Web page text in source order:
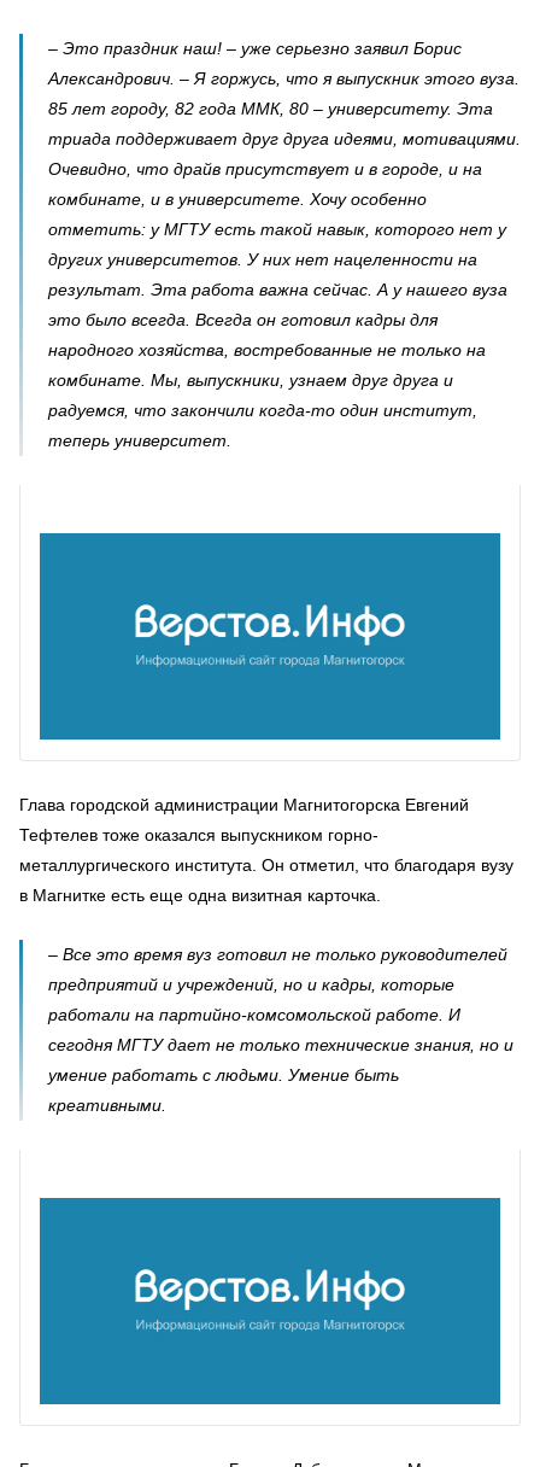
– Это праздник наш! – уже серьезно заявил Борис
Александрович. – Я горжусь, что я выпускник этого вуза.
85 лет городу, 82 года ММК, 80 – университету. Эта
триада поддерживает друг друга идеями, мотивациями.
Очевидно, что драйв присутствует и в городе, и на
комбинате, и в университете. Хочу особенно
отметить: у МГТУ есть такой навык, которого нет у
других университетов. У них нет нацеленности на
результат. Эта работа важна сейчас. А у нашего вуза
это было всегда. Всегда он готовил кадры для
народного хозяйства, востребованные не только на
комбинате. Мы, выпускники, узнаем друг друга и
радуемся, что закончили когда-то один институт,
теперь университет.
Глава городской администрации Магнитогорска Евгений
Тефтелев тоже оказался выпускником горно-
металлургического института. Он отметил, что благодаря вузу
в Магнитке есть еще одна визитная карточка.
– Все это время вуз готовил не только руководителей
предприятий и учреждений, но и кадры, которые
работали на партийно-комсомольской работе. И
сегодня МГТУ дает не только технические знания, но и
умение работать с людьми. Умение быть
креативными.